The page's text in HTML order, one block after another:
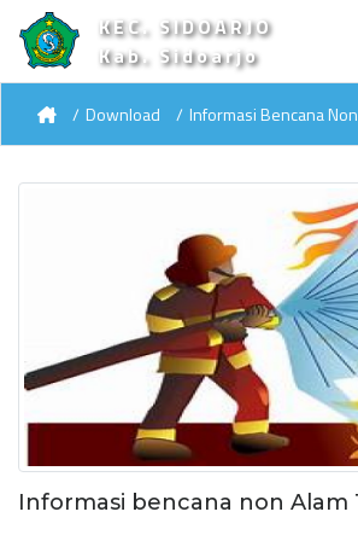
KEC. SIDOARJO
Kab. Sidoarjo
Download Informasi Bencana
Informasi bencana non Alam